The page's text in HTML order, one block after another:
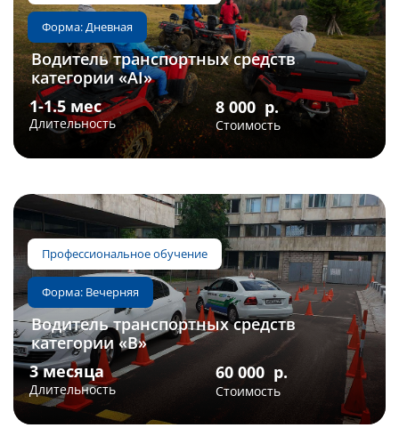
Профессиональное обучение
Форма: Дневная
Водитель транспортных средств
категории «AI»
1-1.5 мес 8 000р.
Профессиональное обучение
Водитель транспортных средств
категории «B»